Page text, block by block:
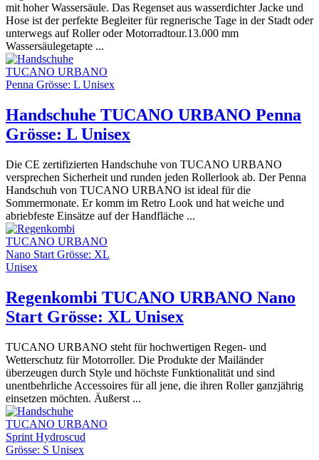
mit hoher Wassersäule. Das Regenset aus wasserdichter Jacke und
Hose ist der perfekte Begleiter für regnerische Tage in der Stadt oder
unterwegs auf Roller oder Motorradtour.13.000 mm
Wassersäulegetapte ...
Handschuhe TUCANO URBANO Penna
Grösse: L Unisex
Die CE zertifizierten Handschuhe von TUCANO URBANO
versprechen Sicherheit und runden jeden Rollerlook ab. Der Penna
Handschuh von TUCANO URBANO ist ideal für die
Sommermonate. Er komm im Retro Look und hat weiche und
abriebfeste Einsätze auf der Handfläche ...
Regenkombi TUCANO URBANO Nano
Start Grösse: XL Unisex
TUCANO URBANO steht für hochwertigen Regen- und
Wetterschutz für Motorroller. Die Produkte der Mailänder
überzeugen durch Style und höchste Funktionalität und sind
unentbehrliche Accessoires für all jene, die ihren Roller ganzjährig
einsetzen möchten. Äußerst ...